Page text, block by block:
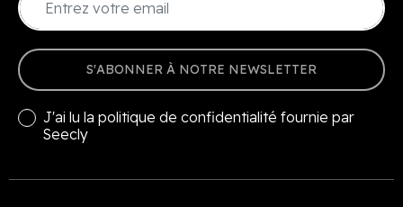
S'ABONNER À NOTRE NEWSLETTER
J'ai lu la politique de confidentialité fournie par
Seecly